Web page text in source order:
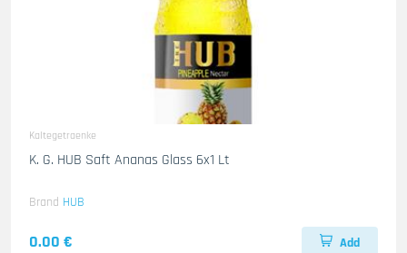
Kaltegetraenke
K. G. HUB Saft Ananas Glass 6x1 Lt
Brand HUB
0.00 € Add